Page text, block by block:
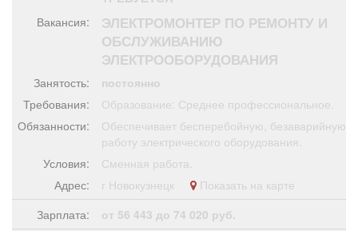
Товары Поздравления Погода
ТВ программа Я - пенсионер
Вакансия:
ЭЛЕКТРОМОНТЕР ПО РЕМОНТУ И
ОБСЛУЖИВАНИЮ
ЭЛЕКТРООБОРУДОВАНИЯ
Занятость:
постоянно
Требования:
Образование: Среднее профессиональное.
Обязанности:
Обеспечивает бесперебойную, безаварийную
работу электрического оборудования.
Условия:
Сменная работа.
Адрес:
г Новокузнецк
Показать на карте
Зарплата:
от 56 443 до 74 020 руб.